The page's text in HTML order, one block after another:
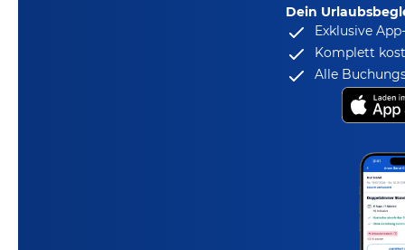
Dein
Exklusive
Komplett
Alle